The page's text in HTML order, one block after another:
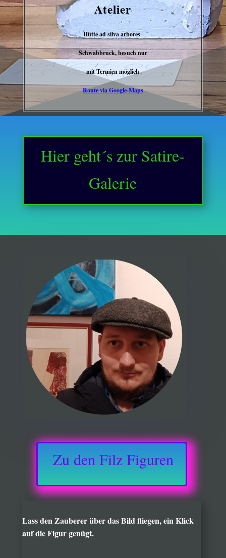
Atelier
Hütte ad silva arbores
Schwabbruck, besuch nur
mit Termien möglich
Route via Google-Maps
Hier geht´s zur Satire-
Galerie
Zu den Filz Figuren
Lass den Zauberer über das Bild fliegen, ein Klick
auf die Figur genügt.